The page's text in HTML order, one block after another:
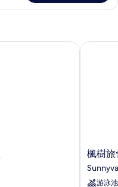
楓
樹
旅
舍
楓樹旅
游泳池
楓樹旅舍